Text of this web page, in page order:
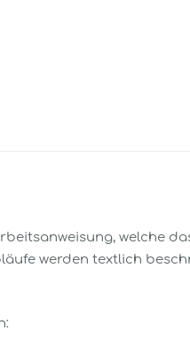
welche
werden textlich